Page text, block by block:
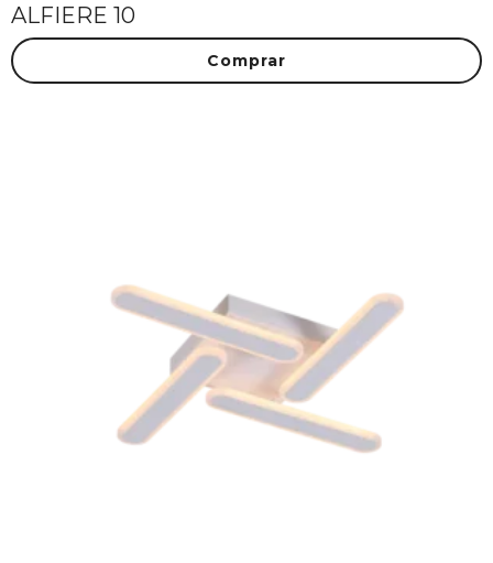
ALFIERE 10
Comprar